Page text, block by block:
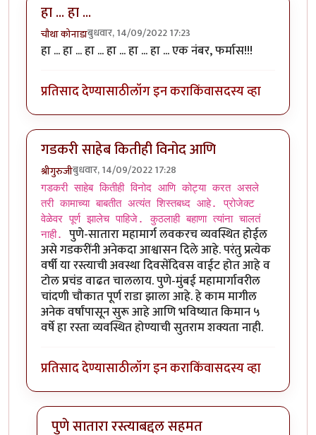
हा ... हा ...
चौथा कोनाडाबुधवार, 14/09/2022 17:23
हा ... हा ... हा ... हा ... हा ... हा ... एक नंबर, फर्मास!!!
प्रतिसाद देण्यासाठीलॉग इन कराकिंवासदस्य व्हा
गडकरी साहेब कितीही विनोद आणि
श्रीगुरुजीबुधवार, 14/09/2022 17:28
गडकरी साहेब कितीही विनोद आणि कोट्या करत असले
तरी कामाच्या बाबतीत अत्यंत शिस्तबध्द आहे. प्रोजेक्ट
वेळेवर पूर्ण झालेच पाहिजे. कुठलाही बहाणा त्यांना चालतं
नाही. पुणे-सातारा महामार्ग लवकरच व्यवस्थित होईल
असे गडकरींनी अनेकदा आश्वासन दिले आहे. परंतु प्रत्येक
वर्षी या रस्त्याची अवस्था दिवसेंदिवस वाईट होत आहे व
टोल प्रचंड वाढत चाललाय. पुणे-मुंबई महामार्गावरील
चांदणी चौकात पूर्ण राडा झाला आहे. हे काम मागील
अनेक वर्षांपासून सुरू आहे आणि भविष्यात किमान ५
वर्षे हा रस्ता व्यवस्थित होण्याची सुतराम शक्यता नाही.
प्रतिसाद देण्यासाठीलॉग इन कराकिंवासदस्य व्हा
पुणे सातारा रस्त्याबद्दल सहमत